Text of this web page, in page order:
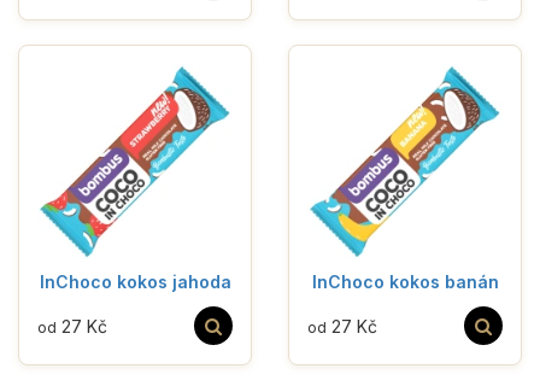
InChoco kokos jahoda
od 27 Kč
InChoco kokos banán
od 27 Kč